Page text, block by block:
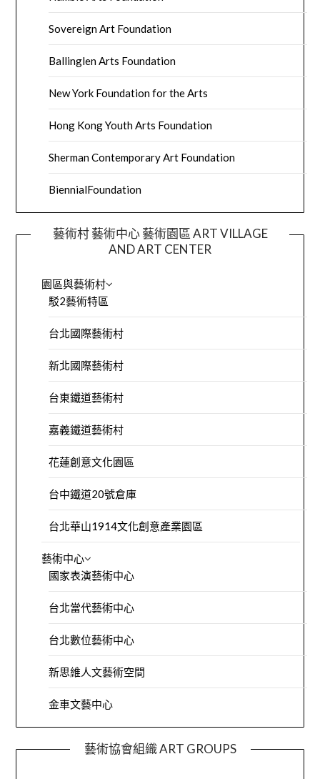
Sovereign Art Foundation
Ballinglen Arts Foundation
New York Foundation for the Arts
Hong Kong Youth Arts Foundation
Sherman Contemporary Art Foundation
BiennialFoundation
藝術村 藝術中心 藝術園區 ART VILLAGE
AND ART CENTER
園區與藝術村
駁2藝術特區
台北國際藝術村
新北國際藝術村
台東鐵道藝術村
嘉義鐵道藝術村
花蓮創意文化園區
台中鐵道20號倉庫
台北華山1914文化創意產業園區
藝術中心
國家表演藝術中心
台北當代藝術中心
台北數位藝術中心
新思維人文藝術空間
金車文藝中心
藝術協會組織 ART GROUPS